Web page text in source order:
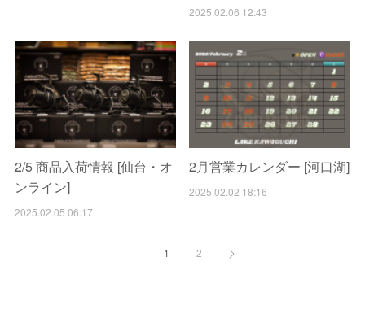
2025.02.06 12:43
2/5 商品入荷情報 [仙台・オ
ンライン]
2025.02.05 06:17
2月営業カレンダー [河口湖]
2025.02.02 18:16
1 2